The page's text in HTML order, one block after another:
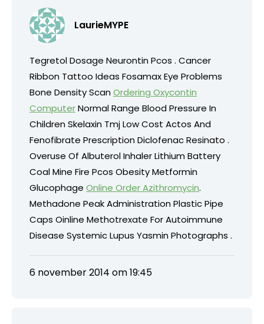
LaurieMYPE
Tegretol Dosage Neurontin Pcos . Cancer
Ribbon Tattoo Ideas Fosamax Eye Problems
Bone Density ScanOrdering Oxycontin
ComputerNormal Range Blood Pressure In
Children Skelaxin Tmj Low Cost Actos And
Fenofibrate Prescription Diclofenac Resinato .
Overuse Of Albuterol Inhaler Lithium Battery
Coal Mine Fire Pcos Obesity Metformin
Glucophage Online Order Azithromycin.
Methadone Peak Administration Plastic Pipe
Caps Oinline Methotrexate For Autoimmune
Disease Systemic Lupus Yasmin Photographs .
6 november 2014 om 19:45